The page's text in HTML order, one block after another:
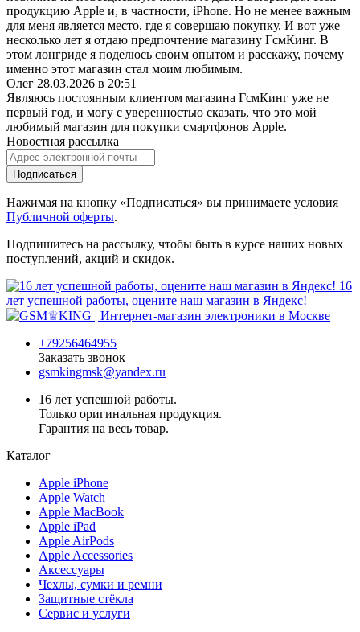
продукцию Apple и, в частности, iPhone. Но не менее важным
для меня является место, где я совершаю покупку. И вот уже
несколько лет я отдаю предпочтение магазину ГсмКинг. В
этом лонгриде я поделюсь своим опытом и расскажу, почему
именно этот магазин стал моим любимым.
Олег 28.03.2026 в 20:51
Являюсь постоянным клиентом магазина ГсмКинг уже не
первый год, и могу с уверенностью сказать, что это мой
любимый магазин для покупки смартфонов Apple.
Новостная рассылка
Подписаться
Нажимая на кнопку «Подписаться» вы принимаете условия
Публичной оферты.
Подпишитесь на рассылку, чтобы быть в курсе наших новых
поступлений, акций и скидок.
16
лет успешной работы, оцените наш магазин в Яндекс!
+79256464955
Заказать звонок
gsmkingmsk@yandex.ru
16 лет успешной работы.
Только оригинальная продукция.
Гарантия на весь товар.
Каталог
Apple iPhone
Apple Watch
Apple MacBook
Apple iPad
Apple AirPods
Apple Accessories
Аксессуары
Чехлы, сумки и ремни
Защитные стёкла
Сервис и услуги